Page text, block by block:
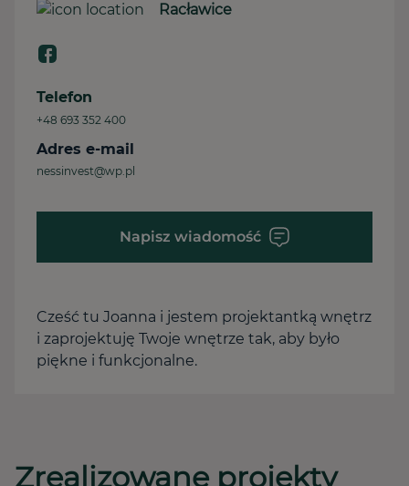
Racławice
Telefon
+48 693 352 400
Adres e-mail
nessinvest@wp.pl
Napisz wiadomość
Cześć tu Joanna i jestem projektantką wnętrz
i zaprojektuję Twoje wnętrze tak, aby było
piękne i funkcjonalne.
Zrealizowane projekty